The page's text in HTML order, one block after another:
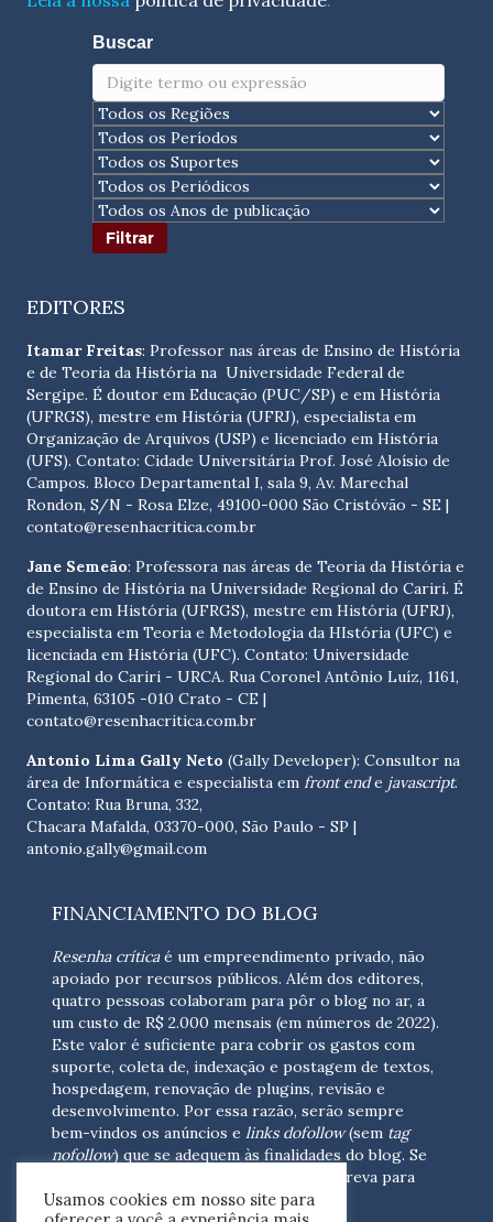
Buscar
EDITORES
Itamar Freitas: Professor nas áreas de Ensino de História
e de Teoria da História na Universidade Federal de
Sergipe. É doutor em Educação (PUC/SP) e em História
(UFRGS), mestre em História (UFRJ), especialista em
Organização de Arquivos (USP) e licenciado em História
(UFS). Contato: Cidade Universitária Prof. José Aloísio de
Campos. Bloco Departamental I, sala 9, Av. Marechal
Rondon, S/N - Rosa Elze, 49100-000 São Cristóvão - SE |
contato@resenhacritica.com.br
Jane Semeão: Professora nas áreas de Teoria da História e
de Ensino de História na Universidade Regional do Cariri. É
doutora em História (UFRGS), mestre em História (UFRJ),
especialista em Teoria e Metodologia da HIstória (UFC) e
licenciada em História (UFC). Contato: Universidade
Regional do Cariri - URCA. Rua Coronel Antônio Luíz, 1161,
Pimenta, 63105 -010 Crato - CE |
contato@resenhacritica.com.br
Antonio Lima Gally Neto (Gally Developer): Consultor na
área de Informática e especialista em front ende javascript.
Contato: Rua Bruna, 332,
Chacara Mafalda, 03370-000, São Paulo - SP |
antonio.gally@gmail.com
FINANCIAMENTO DO BLOG
Resenha críticaé um empreendimento privado, não
apoiado por recursos públicos. Além dos editores,
quatro pessoas colaboram para pôr o blog no ar, a
um custo de R$ 2.000 mensais (em números de 2022).
Este valor é suficiente para cobrir os gastos com
suporte, coleta de, indexação e postagem de textos,
hospedagem, renovação de plugins, revisão e
desenvolvimento. Por essa razão, serão sempre
bem-vindos os anúncios e links dofollow(sem tag
nofollow) que se adequem às finalidades do blog. Se
escreva para
nós(contato@resenhacritica.com.br)
Usamos cookies em nosso site para